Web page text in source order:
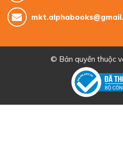
© Bản quyền thuộc